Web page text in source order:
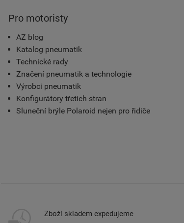
Pro motoristy
AZ blog
Katalog pneumatik
Technické rady
Značení pneumatik a technologie
Výrobci pneumatik
Konfigurátory třetích stran
Sluneční brýle Polaroid nejen pro řidiče
Zboží skladem expedujeme